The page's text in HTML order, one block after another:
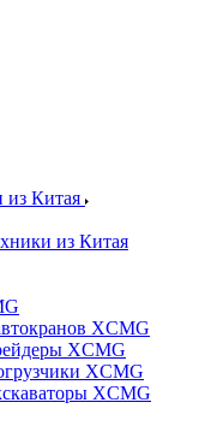
из Китая
из Китая
XCMG
XCMG
XCMG
XCMG